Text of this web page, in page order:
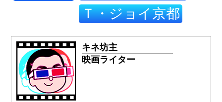
Ｔ・ジョイ京都
キネ坊主
映画ライター